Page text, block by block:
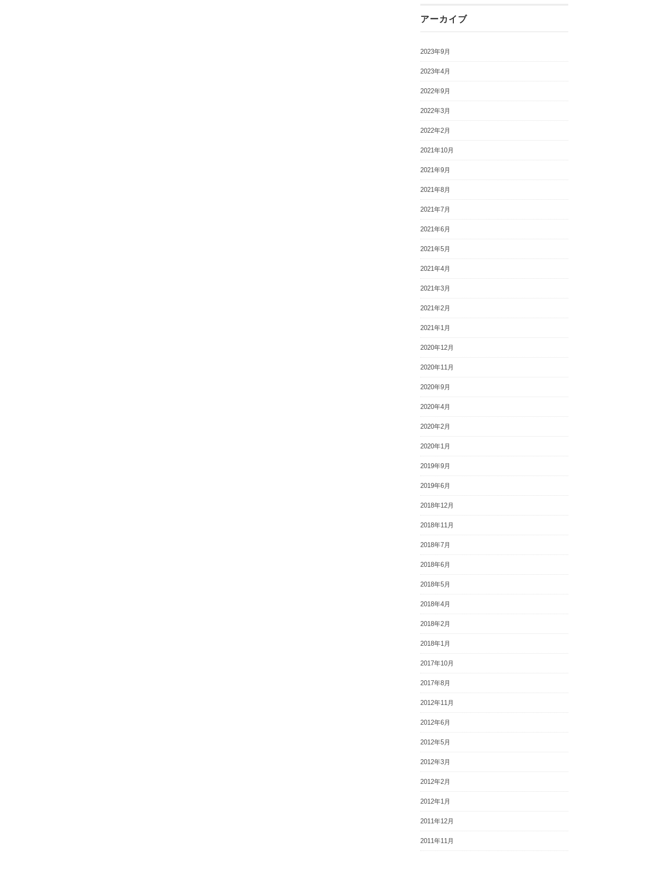
アーカイブ
2023年9月
2023年4月
2022年9月
2022年3月
2022年2月
2021年10月
2021年9月
2021年8月
2021年7月
2021年6月
2021年5月
2021年4月
2021年3月
2021年2月
2021年1月
2020年12月
2020年11月
2020年9月
2020年4月
2020年2月
2020年1月
2019年9月
2019年6月
2018年12月
2018年11月
2018年7月
2018年6月
2018年5月
2018年4月
2018年2月
2018年1月
2017年10月
2017年8月
2012年11月
2012年6月
2012年5月
2012年3月
2012年2月
2012年1月
2011年12月
2011年11月